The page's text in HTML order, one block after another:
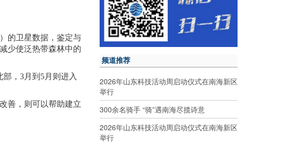
的卫星数据，鉴定与
少使泛热带森林中的
，3月到5月则进入
善，则可以帮助建立
频道推荐
2026年山东科技活动周启动仪式在南海新区
举行
300余名骑手 “骑”遇南海尽揽诗意
2026年山东科技活动周启动仪式在南海新区
举行